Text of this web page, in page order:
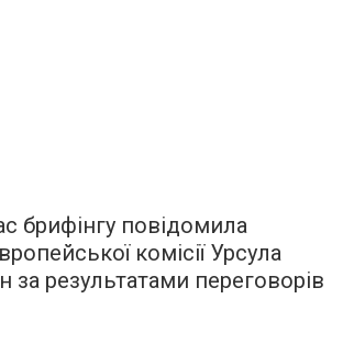
брифінгу повідомила
комісії Урсула
результатами переговорів